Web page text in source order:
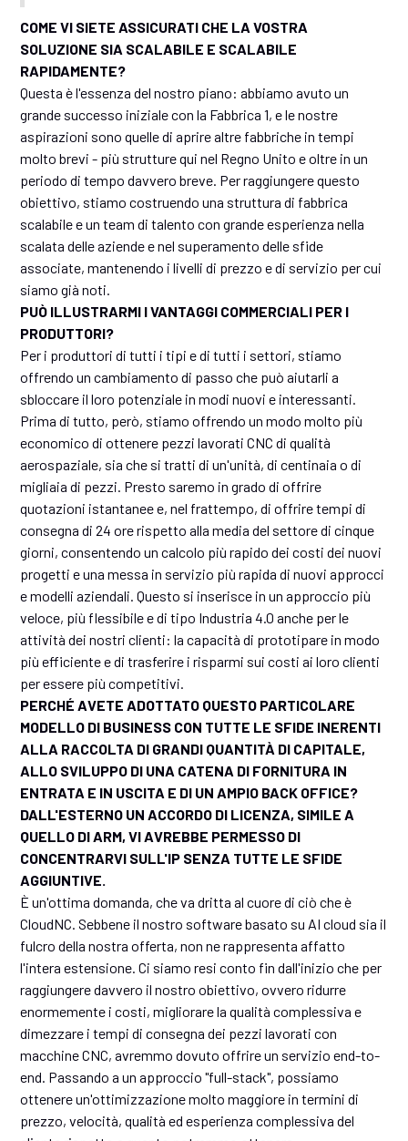
COME VI SIETE ASSICURATI CHE LA VOSTRA
SOLUZIONE SIA SCALABILE E SCALABILE
RAPIDAMENTE?
Questa è l'essenza del nostro piano: abbiamo avuto un
grande successo iniziale con la Fabbrica 1, e le nostre
aspirazioni sono quelle di aprire altre fabbriche in tempi
molto brevi - più strutture qui nel Regno Unito e oltre in un
periodo di tempo davvero breve. Per raggiungere questo
obiettivo, stiamo costruendo una struttura di fabbrica
scalabile e un team di talento con grande esperienza nella
scalata delle aziende e nel superamento delle sfide
associate, mantenendo i livelli di prezzo e di servizio per cui
siamo già noti.
PUÒ ILLUSTRARMI I VANTAGGI COMMERCIALI PER I
PRODUTTORI?
Per i produttori di tutti i tipi e di tutti i settori, stiamo
offrendo un cambiamento di passo che può aiutarli a
sbloccare il loro potenziale in modi nuovi e interessanti.
Prima di tutto, però, stiamo offrendo un modo molto più
economico di ottenere pezzi lavorati CNC di qualità
aerospaziale, sia che si tratti di un'unità, di centinaia o di
migliaia di pezzi. Presto saremo in grado di offrire
quotazioni istantanee e, nel frattempo, di offrire tempi di
consegna di 24 ore rispetto alla media del settore di cinque
giorni, consentendo un calcolo più rapido dei costi dei nuovi
progetti e una messa in servizio più rapida di nuovi approcci
e modelli aziendali. Questo si inserisce in un approccio più
veloce, più flessibile e di tipo Industria 4.0 anche per le
attività dei nostri clienti: la capacità di prototipare in modo
più efficiente e di trasferire i risparmi sui costi ai loro clienti
per essere più competitivi.
PERCHÉ AVETE ADOTTATO QUESTO PARTICOLARE
MODELLO DI BUSINESS CON TUTTE LE SFIDE INERENTI
ALLA RACCOLTA DI GRANDI QUANTITÀ DI CAPITALE,
ALLO SVILUPPO DI UNA CATENA DI FORNITURA IN
ENTRATA E IN USCITA E DI UN AMPIO BACK OFFICE?
DALL'ESTERNO UN ACCORDO DI LICENZA, SIMILE A
QUELLO DI ARM, VI AVREBBE PERMESSO DI
CONCENTRARVI SULL'IP SENZA TUTTE LE SFIDE
AGGIUNTIVE.
È un'ottima domanda, che va dritta al cuore di ciò che è
CloudNC. Sebbene il nostro software basato su AI cloud sia il
fulcro della nostra offerta, non ne rappresenta affatto
l'intera estensione. Ci siamo resi conto fin dall'inizio che per
raggiungere davvero il nostro obiettivo, ovvero ridurre
enormemente i costi, migliorare la qualità complessiva e
dimezzare i tempi di consegna dei pezzi lavorati con
macchine CNC, avremmo dovuto offrire un servizio end-to-
end. Passando a un approccio "full-stack", possiamo
ottenere un'ottimizzazione molto maggiore in termini di
prezzo, velocità, qualità ed esperienza complessiva del